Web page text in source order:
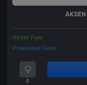
AKSEN
Hedef Fiyat
Potansiyel Getiri
0